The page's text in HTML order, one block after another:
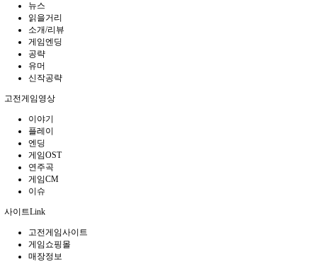
뉴스
읽을거리
소개/리뷰
게임엔딩
공략
유머
신작공략
고전게임영상
이야기
플레이
엔딩
게임OST
연주곡
게임CM
이슈
사이트Link
고전게임사이트
게임쇼핑몰
매장정보